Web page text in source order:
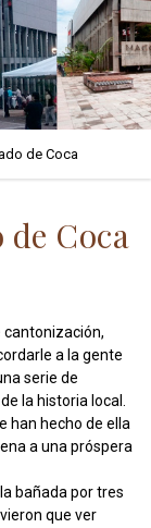
de Coca
Coca
cantonización,
a la gente
serie de
la historia local.
han hecho de ella
a una próspera
bañada por tres
que ver